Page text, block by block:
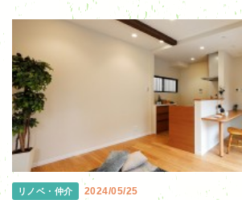
リノベ・仲介 2024/05/25